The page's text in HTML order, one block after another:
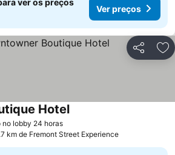
ver os preços
Ver preços
Partilhar
no lobby 24 horas
Hotel
km de Fremont Street Experience